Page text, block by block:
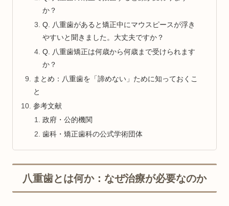
か？
Q. 八重歯があると矯正中にマウスピースが浮き
やすいと聞きました。大丈夫ですか？
Q. 八重歯矯正は何歳から何歳まで受けられます
か？
まとめ：八重歯を「諦めない」ために知っておくこ
と
参考文献
政府・公的機関
歯科・矯正歯科の公式学術団体
八重歯とは何か：なぜ治療が必要なのか